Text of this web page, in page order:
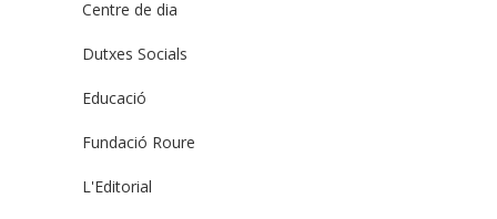
Centre de dia
Dutxes Socials
Educació
Fundació Roure
L'Editorial